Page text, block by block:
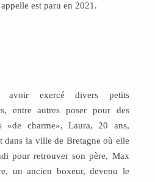
est paru en 2021.
avoir exercé divers petits
entre autres poser pour des
«de charme», Laura, 20 ans,
dans la ville de Bretagne où elle
pour retrouver son père, Max
un ancien boxeur, devenu le